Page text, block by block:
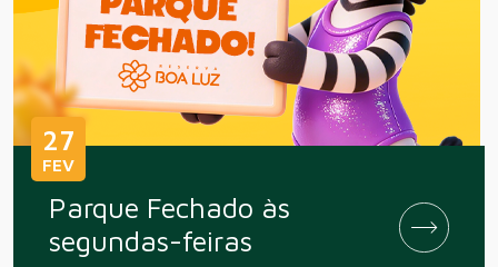
27
FEV
Parque Fechado às
segundas-feiras